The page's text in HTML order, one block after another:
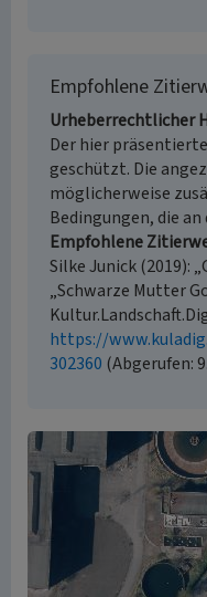
Empfohlene
Urheberrechtlicher
Der hier
geschützt. Die
möglicherweise
Bedingungen, die an
Empfohlene
Silke Junick (2019):
„Schwarze Mutter
https://
302360 (Abgerufen: